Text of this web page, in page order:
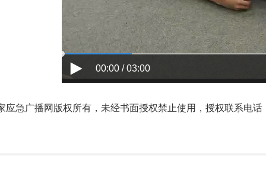
00:00 / 03:00
急广播网版权所有，未经书面授权禁止使用，授权联系电话